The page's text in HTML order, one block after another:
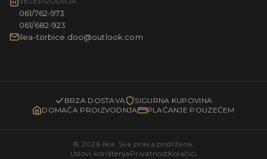
061/762-973
061/682-923
ilea-torbice.doo@outlook.com
BRZA DOSTAVA
SIGURNA KUPOVINA
DOMAĆA PROIZVODNJA
PLAĆANJE POUZEĆEM
© 2026 Ilea. Sva prava pridržana.
Uslovi korištenja PrivatnostKolačići